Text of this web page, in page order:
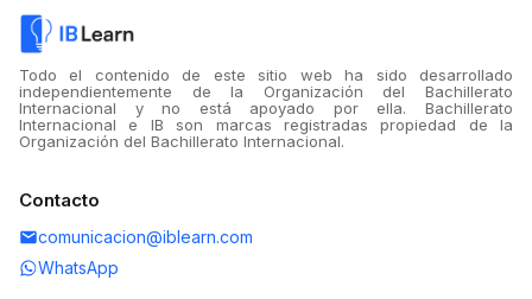
Todo el contenido de este sitio web ha sido desarrollado
independientemente de la Organización del Bachillerato
Internacional y no está apoyado por ella. Bachillerato
Internacional e IB son marcas registradas propiedad de la
Organización del Bachillerato Internacional.
Contacto
comunicacion@iblearn.com
WhatsApp